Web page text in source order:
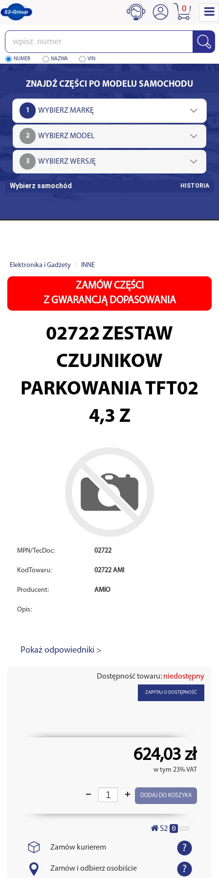
Wpisz
numer
NUMER NAZWA VIN
0
ZNAJDŹ CZĘŚCI PO MODELU SAMOCHODU
1
2
3
Wybierz samochód HISTORIA
Elektronika i Gadżety INNE
ZAMÓW CZĘŚCI
Z GWARANCJĄ DOPASOWANIA
02722ZESTAW
CZUJNIKOW
PARKOWANIA TFT02
4,3 Z
MPN/TecDoc: 02722
KodTowaru: 02722 AMI
Producent: AMIO
Opis:
Pokaż odpowiedniki >
Dostępność towaru: niedostępny
ZAPYTAJ O DOSTĘPNOŚĆ
624,03 zł
w tym 23% VAT
DODAJ DO KOSZYKA
S2 0
Zamów kurierem
Zamów i odbierz osobiście